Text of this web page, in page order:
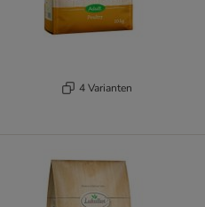
4 Varianten